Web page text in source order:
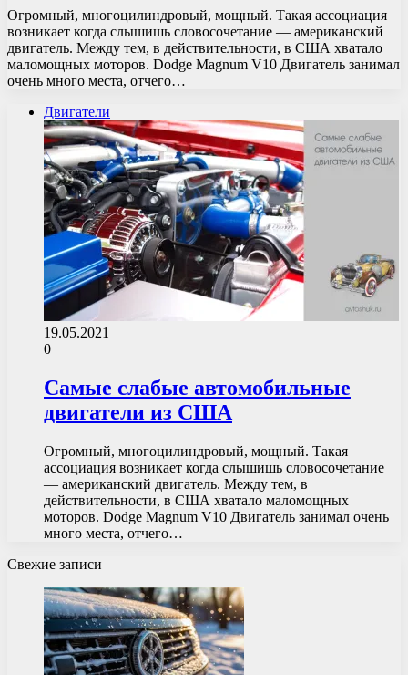
Огромный, многоцилиндровый, мощный. Такая ассоциация
возникает когда слышишь словосочетание — американский
двигатель. Между тем, в действительности, в США хватало
маломощных моторов. Dodge Magnum V10 Двигатель занимал
очень много места, отчего…
Двигатели
19.05.2021
0
Самые слабые автомобильные
двигатели из США
Огромный, многоцилиндровый, мощный. Такая
ассоциация возникает когда слышишь словосочетание
— американский двигатель. Между тем, в
действительности, в США хватало маломощных
моторов. Dodge Magnum V10 Двигатель занимал очень
много места, отчего…
Свежие записи